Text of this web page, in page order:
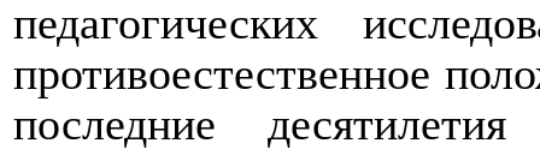
педагогических
противоестественное
последние